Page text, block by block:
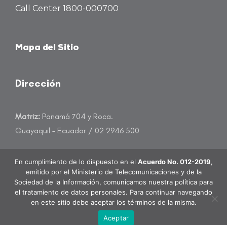
Call Center 1800-000700
Mapa del Sitio
Dirección
Matriz: Panamá 704 y Roca.
Guayaquil – Ecuador / 02 2946 500
atencioncliente@banecuador.fin.ec
BanEcuador B.P. Todos los derechos reservados.
En cumplimiento de lo dispuesto en el Acuerdo No. 012-2019,
emitido por el Ministerio de Telecomunicaciones y de la
Sociedad de la Información, comunicamos nuestra política para
el tratamiento de datos personales. Para continuar navegando
en este sitio debe aceptar los términos de la misma.
Aceptar